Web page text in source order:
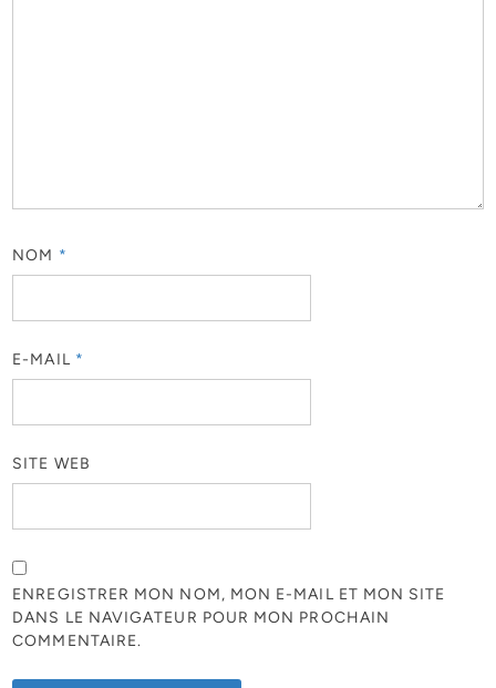
NOM *
E-MAIL *
SITE WEB
ENREGISTRER MON NOM, MON E-MAIL ET MON SITE
DANS LE NAVIGATEUR POUR MON PROCHAIN
COMMENTAIRE.